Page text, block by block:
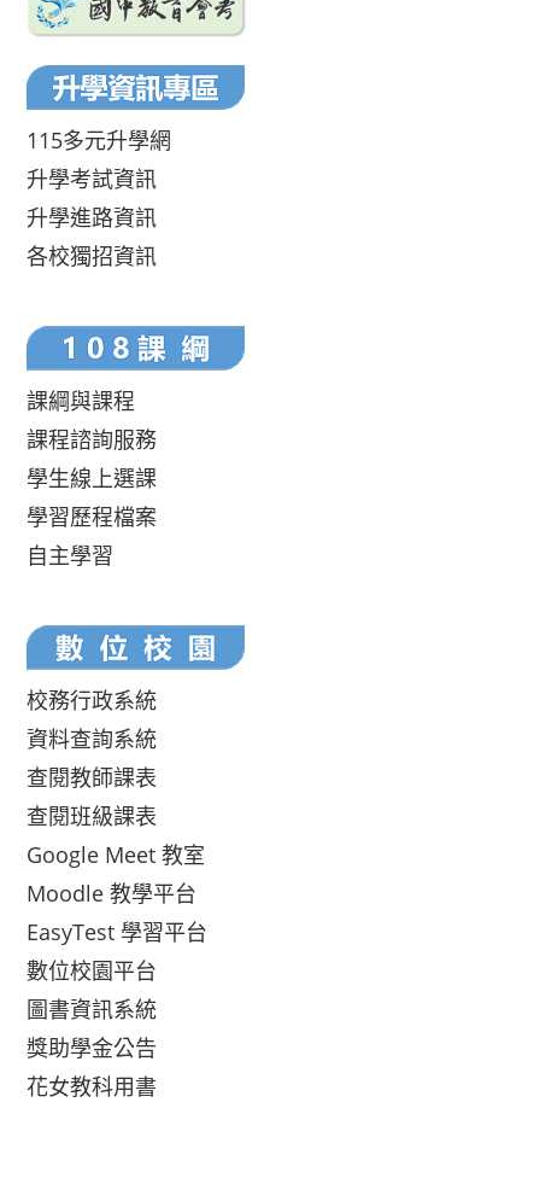
115多元升學網
升學考試資訊
升學進路資訊
各校獨招資訊
課綱與課程
課程諮詢服務
學生線上選課
學習歷程檔案
自主學習
校務行政系統
資料查詢系統
查閱教師課表
查閱班級課表
Google Meet 教室
Moodle 教學平台
EasyTest 學習平台
數位校園平台
圖書資訊系統
獎助學金公告
花女教科用書